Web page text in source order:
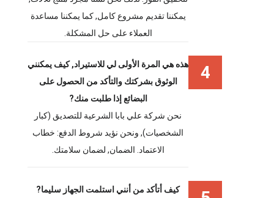
يمكننا تقديم مشروع كامل, كما يمكننا مساعدة
العملاء على حل المشكلة.
هذه هي المرة الأولى لي للاستيراد, كيف يمكنني
الوثوق بشركتك والتأكد من الحصول على
البضائع إذا طلبت منك?
نحن شركة علي بابا الشرعية للتصديق (كبار
الشخصيات), ونحن نؤيد شروط الدفع: خطاب
الاعتماد. الضمان, لضمان سلامتك.
كيف أتأكد من أنني استلمت الجهاز سليما?